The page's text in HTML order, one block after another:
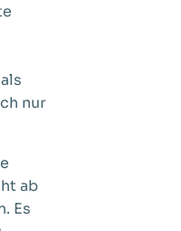
nur
ab
Es